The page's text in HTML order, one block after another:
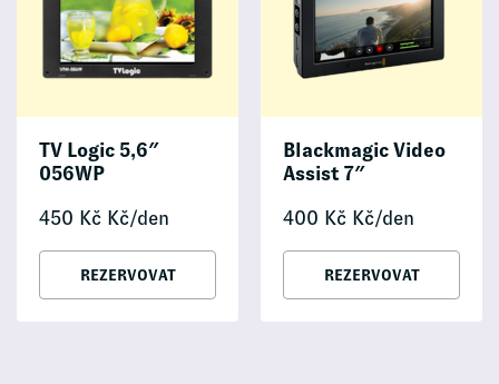
TV Logic 5,6″
056WP
450 Kč Kč/den
REZERVOVAT
Blackmagic Video
Assist 7″
400 Kč Kč/den
REZERVOVAT